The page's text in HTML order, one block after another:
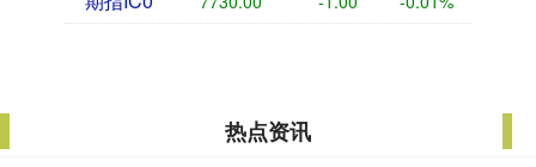
热点资讯